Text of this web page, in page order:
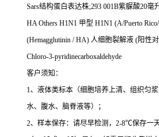
Sars结构蛋白表达株;293 001B紫脲酸20毫
HA Others H1N1 甲型 H1N1 (A/Puerto
(Hemagglutinin / HA) 人细胞裂解液 (阳性
Chloro-3-pyridinecarboxaldehyde
客户须知：
1、液体类标本（细胞培养上清、组织匀
水、腹水、脑脊液等）；
2、样本保存：请尽早检测， 2-8℃保存一